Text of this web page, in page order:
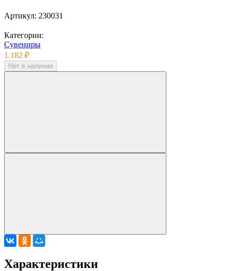
Артикул: 230031
Категории:
Сувениры
1.182 ₽
Нет в наличии
Характеристики